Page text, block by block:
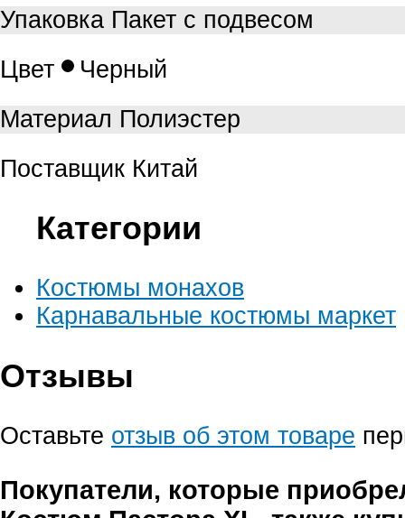
Упаковка Пакет с подвесом
Цвет
Черный
Материал Полиэстер
Поставщик Китай
Категории
Костюмы монахов
Карнавальные костюмы маркет
Отзывы
Оставьте отзыв об этом товаре
Покупатели, которые